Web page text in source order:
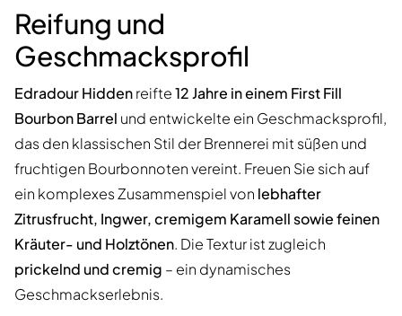
Reifung und
Geschmacksprofil
Edradour Hiddenreifte12 Jahre in einem First Fill
Bourbon Barrel und entwickelte ein Geschmacksprofil,
das den klassischen Stil der Brennerei mit süßen und
fruchtigen Bourbonnoten vereint. Freuen Sie sich auf
ein komplexes Zusammenspiel von lebhafter
Zitrusfrucht, Ingwer, cremigem Karamell sowie feinen
Kräuter- und Holztönen. Die Textur ist zugleich
prickelnd und cremig – ein dynamisches
Geschmackserlebnis.